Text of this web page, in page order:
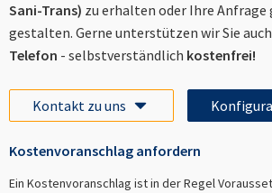
Sani-Trans) zu erhalten oder Ihre Anfrage
gestalten. Gerne unterstützen wir Sie auch
Telefon - selbstverständlich kostenfrei!
Kontakt zu uns
Kostenvoranschlag anfordern
Ein Kostenvoranschlag ist in der Regel